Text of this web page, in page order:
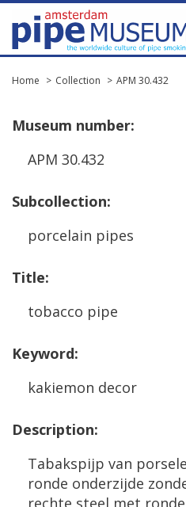
Home Collection APM 30.432
Museum number:
APM 30.432
Subcollection:
porcelain pipes
Title:
tobacco pipe
Keyword:
kakiemon decor
Description:
Tabakspijp van
ronde onderzijde
rechte steel met ronde